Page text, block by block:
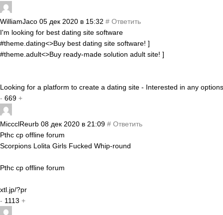
WilliamJaco 05 дек 2020 в 15:32 # Ответить
I'm looking for best dating site software
#theme.dating<>Buy best dating site software! ]
#theme.adult<>Buy ready-made solution adult site! ]
Looking for a platform to create a dating site - Interested in any
- 669 +
MiccclReurb 08 дек 2020 в 21:09 # Ответить
Pthc cp offline forum
Scorpions Lolita Girls Fucked Whip-round
Pthc cp offline forum
xtl.jp/?pr
- 1113 +